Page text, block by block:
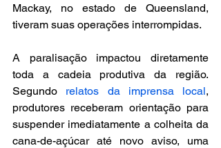
Mackay, no estado de Queensland,
tiveram suas operações interrompidas.
A paralisação impactou diretamente
toda a cadeia produtiva da região.
Segundo relatos da imprensa local,
produtores receberam orientação para
suspender imediatamente a colheita da
cana-de-açúcar até novo aviso, uma